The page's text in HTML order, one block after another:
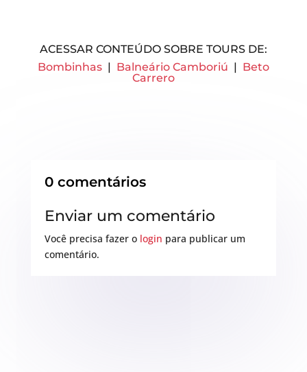
ACESSAR CONTEÚDO SOBRE TOURS DE:
Bombinhas| Balneário Camboriú | Beto
Carrero
0 comentários
Enviar um comentário
Você precisa fazer o login para publicar um
comentário.